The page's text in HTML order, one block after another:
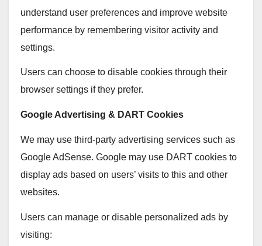
understand user preferences and improve website
performance by remembering visitor activity and
settings.
Users can choose to disable cookies through their
browser settings if they prefer.
Google Advertising & DART Cookies
We may use third-party advertising services such as
Google AdSense. Google may use DART cookies to
display ads based on users’ visits to this and other
websites.
Users can manage or disable personalized ads by
visiting: